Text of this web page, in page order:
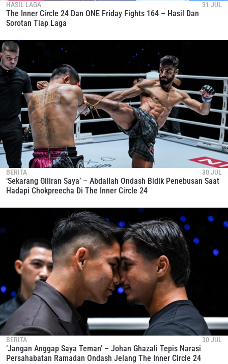
HASIL LAGA 31 JUL
The Inner Circle 24 Dan ONE Friday Fights 164 – Hasil Dan
Sorotan Tiap Laga
BERITA 30 JUL
‘Sekarang Giliran Saya’ – Abdallah Ondash Bidik Penebusan Saat
Hadapi Chokpreecha Di The Inner Circle 24
BERITA 30 JUL
‘Jangan Anggap Saya Teman’ – Johan Ghazali Tepis Narasi
Persahabatan Ramadan Ondash Jelang The Inner Circle 24